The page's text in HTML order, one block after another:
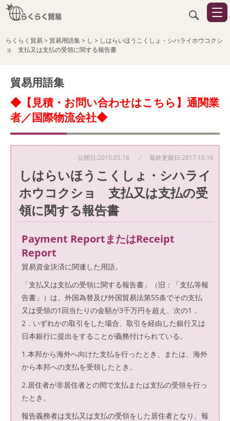
らくらく貿易> 貿易用語集> し > しはらいほうこくしょ・シハライホウコクシ
ョ 支払又は支払の受領に関する報告書
貿易用語集
◆【見積・お問い合わせはこちら】通関業
者／国際物流会社◆
公開日:2015.05.18 ／ 最終更新日:2017.10.16
しはらいほうこくしょ・シハライ
ホウコクショ 支払又は支払の受
領に関する報告書
Payment ReportまたはReceipt
Report
貿易資金決済に関連した用語。
「支払又は支払の受領に関する報告書」（旧：「支払等報
告書」）は、外国為替及び外国貿易法第55条でその支払
又は受領の1回当たりの金額が3千万円を超え、次の1．
2．いずれかの取引をした場合、取引を経由した銀行又は
日本銀行に提出をすることが義務付けられている。
1.本邦から海外へ向けた支払を行ったとき、または、海外
から本邦への支払を受領したとき。
2.居住者が非居住者との間で支払または支払の受領を行っ
たとき。
報告義務者は支払又は支払の受領をした居住者となり、報